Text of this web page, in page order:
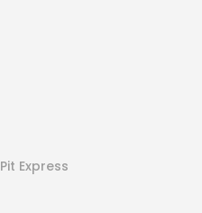
Pit Express